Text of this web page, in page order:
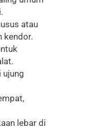
atau
kendor.
ujung
lebar di